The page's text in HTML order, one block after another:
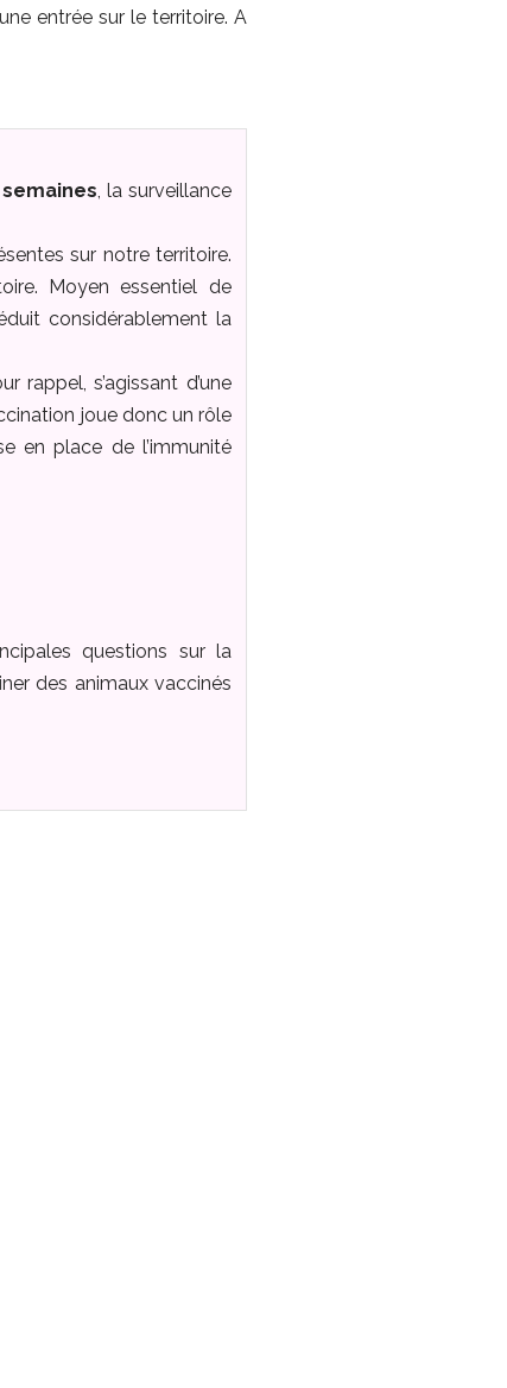
entrée sur le territoire. A
, la surveillance
sur notre territoire.
Moyen essentiel de
considérablement la
rappel, s’agissant d’une
joue donc un rôle
en place de l’immunité
questions sur la
des animaux vaccinés